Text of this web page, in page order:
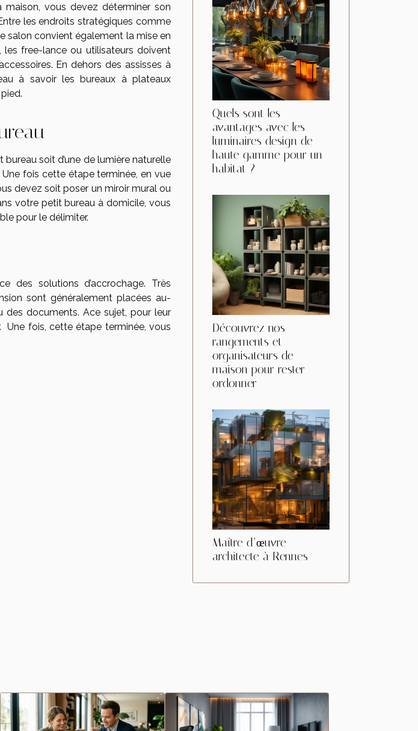
vous devez déterminer son
les endroits stratégiques comme
salon convient également la mise en
les free-lance ou utilisateurs doivent
En dehors des assisses à
à savoir les bureaux à plateaux
soit d’une de lumière naturelle
fois cette étape terminée, en vue
devez soit poser un miroir mural ou
votre petit bureau à domicile, vous
pour le délimiter.
des solutions d’accrochage. Très
sont généralement placées au-
des documents. Ace sujet, pour leur
fois, cette étape terminée, vous
Quels sont les
avantages avec les
luminaires design de
haute gamme pour un
habitat ?
Découvrez nos
rangements et
organisateurs de
maison pour rester
ordonner
Maître d’œuvre
architecte à Rennes